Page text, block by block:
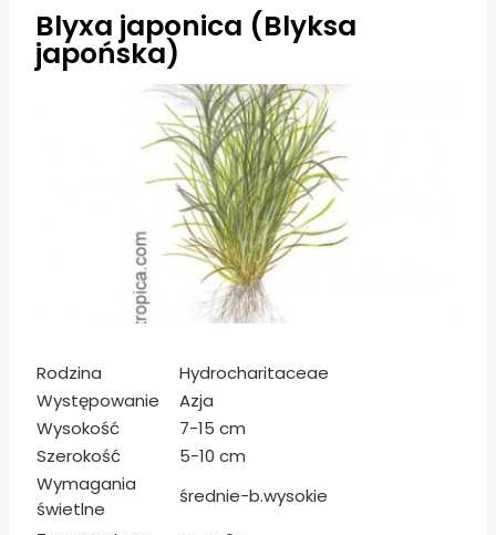
Blyxa japonica (Blyksa
japońska)
Informacje o artykule
Rodzina
Hydrocharitaceae
Występowanie
Azja
Wysokość
7-15 cm
Szerokość
5-10 cm
Wymagania
świetlne
średnie-b.wysokie